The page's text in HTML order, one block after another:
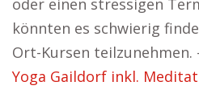
oder einen stressigen
könnten es schwierig
Ort-Kursen teilzunehmen.
Yoga Gaildorf inkl.